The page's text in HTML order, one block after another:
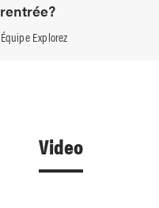
Équipe Explorez
Video